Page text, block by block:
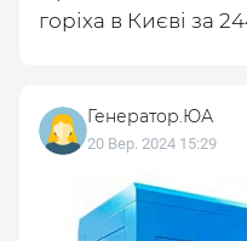
горіха в Києві за
Генератор.ЮА
20 Вер. 2024 15:29